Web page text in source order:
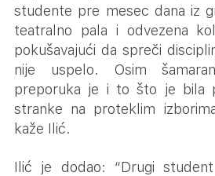
studente pre mesec dana iz
teatralno pala i odvezena
pokušavajući da spreči
nije uspelo. Osim
preporuka je i to što je bila
stranke na proteklim
kaže Ilić.
Ilić je dodao: “Drugi